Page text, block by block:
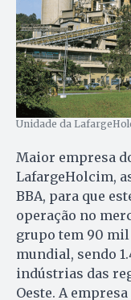
Unidade da
Maior empresa
LafargeHolcim,
BBA, para que
operação no
grupo tem 90
mundial, sendo
indústrias das
Oeste. A